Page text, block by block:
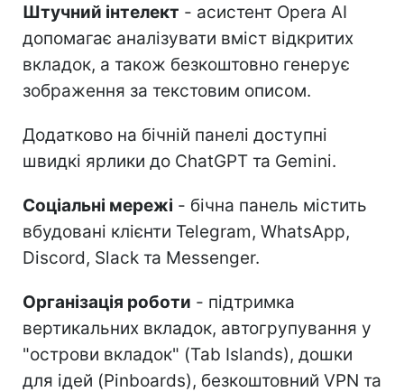
Штучний інтелект - асистент Opera AI
допомагає аналізувати вміст відкритих
вкладок, а також безкоштовно генерує
зображення за текстовим описом.
Додатково на бічній панелі доступні
швидкі ярлики до ChatGPT та Gemini.
Соціальні мережі - бічна панель містить
вбудовані клієнти Telegram, WhatsApp,
Discord, Slack та Messenger.
Організація роботи - підтримка
вертикальних вкладок, автогрупування у
"острови вкладок" (Tab Islands), дошки
для ідей (Pinboards), безкоштовний VPN та